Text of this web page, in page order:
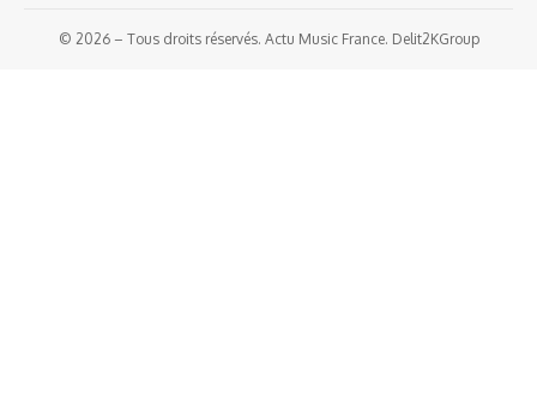
© 2026 – Tous droits réservés. Actu Music France. Delit2KGroup